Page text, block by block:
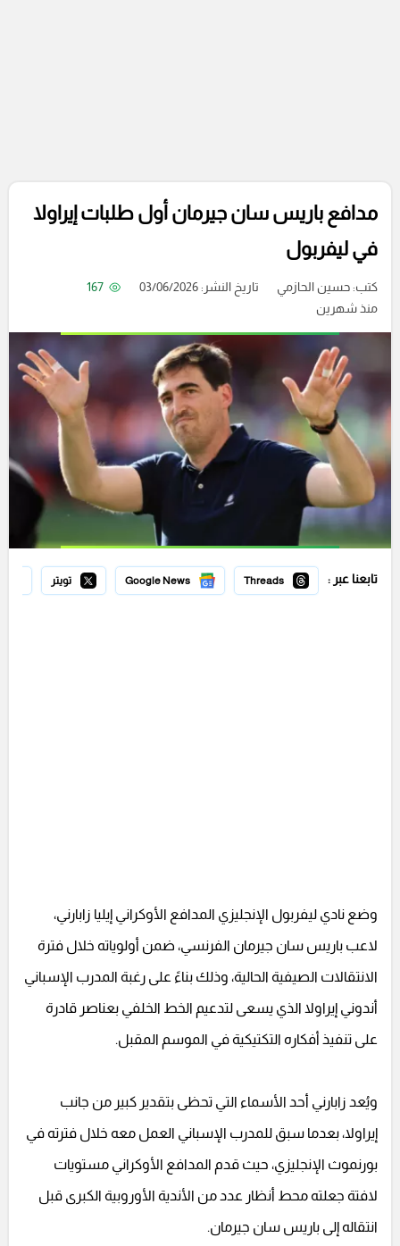
مدافع باريس سان جيرمان أول طلبات إيراولا
في ليفربول
كتب:حسين الحازمي تاريخ النشر: 03/06/2026
167
منذ شهرين
تابعنا عبر : Threads
Google News تويتر
وضع نادي ليفربول الإنجليزي المدافع الأوكراني إيليا زابارني،
لاعب باريس سان جيرمان الفرنسي، ضمن أولوياته خلال فترة
الانتقالات الصيفية الحالية، وذلك بناءً على رغبة المدرب الإسباني
أندوني إيراولا الذي يسعى لتدعيم الخط الخلفي بعناصر قادرة
على تنفيذ أفكاره التكتيكية في الموسم المقبل.
ويُعد زابارني أحد الأسماء التي تحظى بتقدير كبير من جانب
إيراولا، بعدما سبق للمدرب الإسباني العمل معه خلال فترته في
بورنموث الإنجليزي، حيث قدم المدافع الأوكراني مستويات
لافتة جعلته محط أنظار عدد من الأندية الأوروبية الكبرى قبل
انتقاله إلى باريس سان جيرمان.